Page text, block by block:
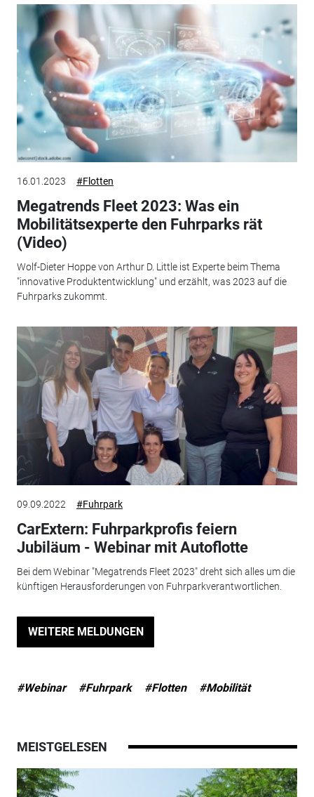
16.01.2023 #Flotten
Megatrends Fleet 2023: Was ein
Mobilitätsexperte den Fuhrparks rät
(Video)
Wolf-Dieter Hoppe von Arthur D. Little ist Experte beim Thema
"innovative Produktentwicklung" und erzählt, was 2023 auf die
Fuhrparks zukommt.
09.09.2022 #Fuhrpark
CarExtern: Fuhrparkprofis feiern
Jubiläum - Webinar mit Autoflotte
Bei dem Webinar "Megatrends Fleet 2023" dreht sich alles um die
künftigen Herausforderungen von Fuhrparkverantwortlichen.
WEITERE MELDUNGEN
#Webinar #Fuhrpark #Flotten #Mobilität
MEISTGELESEN